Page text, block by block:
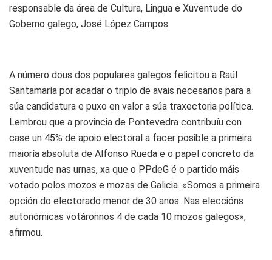
responsable da área de Cultura, Lingua e Xuventude do
Goberno galego, José López Campos.
A número dous dos populares galegos felicitou a Raúl
Santamaría por acadar o triplo de avais necesarios para a
súa candidatura e puxo en valor a súa traxectoria política.
Lembrou que a provincia de Pontevedra contribuíu con
case un 45% de apoio electoral a facer posible a primeira
maioría absoluta de Alfonso Rueda e o papel concreto da
xuventude nas urnas, xa que o PPdeG é o partido máis
votado polos mozos e mozas de Galicia. «Somos a primeira
opción do electorado menor de 30 anos. Nas eleccións
autonómicas votáronnos 4 de cada 10 mozos galegos»,
afirmou.